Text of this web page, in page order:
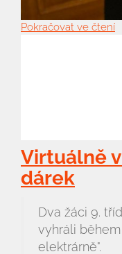
Pokračovat ve čtení
Virtuálně
dárek
Dva žáci 9.
vyhráli
elektrárně".